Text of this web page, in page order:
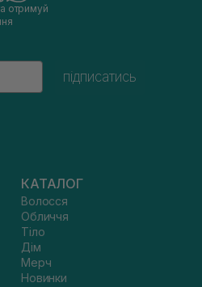
отримуй
підписатись
КАТАЛОГ
Волосся
Обличчя
Тіло
Дім
Мерч
Новинки